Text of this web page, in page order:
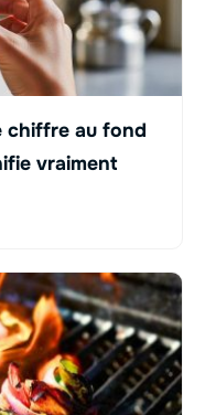
chiffre au fond
vraiment